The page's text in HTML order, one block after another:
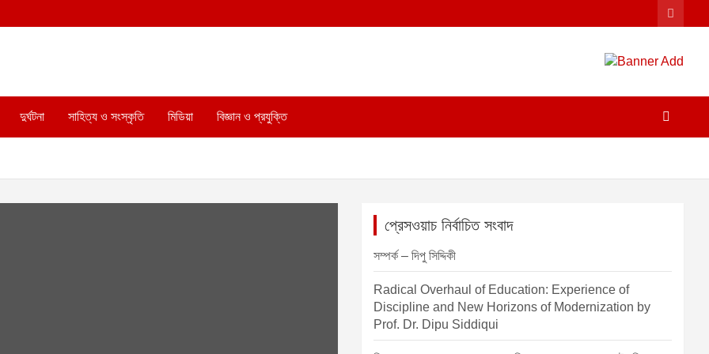
দুর্ঘটনা সাহিত্য ও সংস্কৃতি মিডিয়া বিজ্ঞান ও প্রযুক্তি
প্রেসওয়াচ নির্বাচিত সংবাদ
সম্পর্ক – দিপু সিদ্দিকী
Radical Overhaul of Education: Experience of
Discipline and New Horizons of Modernization by
Prof. Dr. Dipu Siddiqui